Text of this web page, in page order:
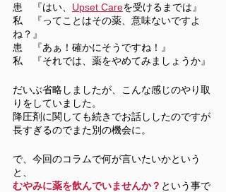
患　『はい、 Upset Careを受けるまでは』
私　『ってことはその薬、意味ないですよ
ね？』
患　『あぁ！確かにそうですね！』
私　『それでは、薬をやめてみましょうか』
だいぶ省略しましたが、こんな感じのやり取
りをしていました。
降圧剤に関しても続きでお話ししたのですが
長すぎるのでまた別の機会に。
で、今回のコラムで何が言いたいかという
と、
むやみに薬を飲んでいませんか？ という事で